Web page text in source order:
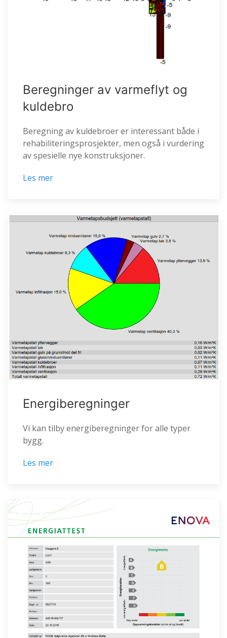
Beregninger av varmeflyt og
kuldebro
Beregning av kuldebroer er interessant både i
rehabiliteringsprosjekter, men også i vurdering
av spesielle nye konstruksjoner.
Les mer
Energiberegninger
Vi kan tilby energiberegninger for alle typer
bygg.
Les mer